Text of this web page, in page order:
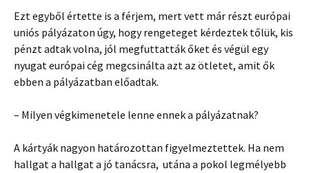
Ezt egyből értette is a férjem, mert vett már részt európai
uniós pályázaton úgy, hogy rengeteget kérdeztek tőlük, kis
pénzt adtak volna, jól megfuttatták őket és végül egy
nyugat európai cég megcsinálta azt az ötletet, amit ők
ebben a pályázatban előadtak.
– Milyen végkimenetele lenne ennek a pályázatnak?
A kártyák nagyon határozottan figyelmeztettek. Ha nem
hallgat a hallgat a jó tanácsra, utána a pokol legmélyebb